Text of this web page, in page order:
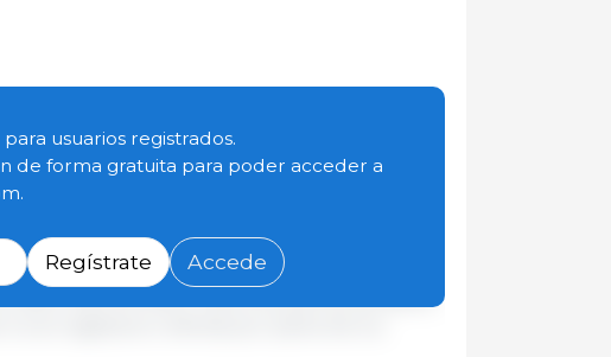
resultados de la última cosecha, así como los
de la implementación de una cuarta versión
que estimularía las ventas, impulsó un
promedio se incrementó un 2,7%, al pasar de
que, el valor de referencia de la Cámara
ARS 90 500/t. Para los puertos de Bahía
se registraron ofertas por parte de los
usuarios registrados.
de forma gratuita para poder acceder a
Regístrate Accede